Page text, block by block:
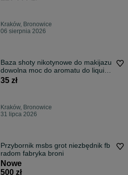
Kraków, Bronowice
06 sierpnia 2026
Baza shoty nikotynowe do makijazu
dowolna moc do aromatu do liquidu
baza
35 zł
Kraków, Bronowice
31 lipca 2026
Przybornik msbs grot niezbędnik fb
radom fabryka broni
Nowe
500 zł